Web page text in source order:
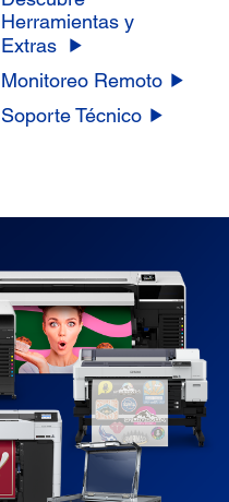
Herramientas y
Extras
Monitoreo Remoto
Soporte Técnico